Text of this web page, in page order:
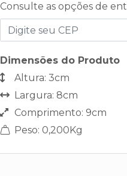
Consulte as opções de
Dimensões do Produto
Altura: 3cm
Largura: 8cm
Comprimento: 9cm
Peso: 0,200Kg